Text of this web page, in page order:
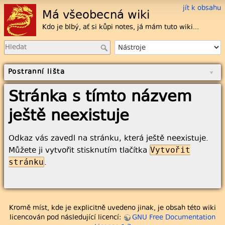
jít k obsahu
Má všeobecná wiki
Kdo je blbý, ať si kůpi notes, já mám tuto wiki...
Postranní lišta
Stránka s tímto názvem
ještě neexistuje
Odkaz vás zavedl na stránku, která ještě neexistuje.
Můžete ji vytvořit stisknutím tlačítka Vytvořit
stránku.
Kromě míst, kde je explicitně uvedeno jinak, je obsah této wiki
licencován pod následující licencí:
GNU Free Documentation